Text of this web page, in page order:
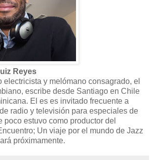
Reyes
electricista y melómano consagrado, el
escribe desde Santiago en Chile
El es es invitado frecuente a
radio y televisión para especiales de
poco estuvo como productor del
Un viaje por el mundo de Jazz
próximamente.